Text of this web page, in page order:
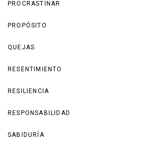
PROCRASTINAR
PROPÓSITO
QUEJAS
RESENTIMIENTO
RESILIENCIA
RESPONSABILIDAD
SABIDURÍA